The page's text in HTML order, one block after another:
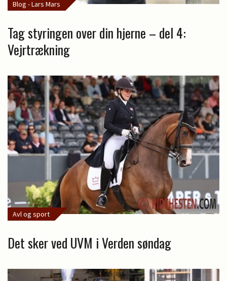
Blog - Lars Mars
Tag styringen over din hjerne – del 4:
Vejrtrækning
Avl og sport
Det sker ved UVM i Verden søndag